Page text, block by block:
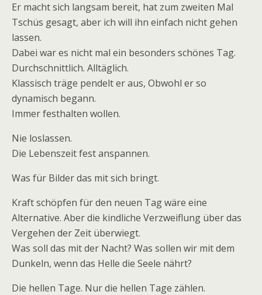
Er macht sich langsam bereit, hat zum zweiten Mal
Tschüs gesagt, aber ich will ihn einfach nicht gehen
lassen.
Dabei war es nicht mal ein besonders schönes Tag.
Durchschnittlich. Alltäglich.
Klassisch träge pendelt er aus, Obwohl er so
dynamisch begann.
Immer festhalten wollen.
Nie loslassen.
Die Lebenszeit fest anspannen.
Was für Bilder das mit sich bringt.
Kraft schöpfen für den neuen Tag wäre eine
Alternative. Aber die kindliche Verzweiflung über das
Vergehen der Zeit überwiegt.
Was soll das mit der Nacht? Was sollen wir mit dem
Dunkeln, wenn das Helle die Seele nährt?
Die hellen Tage. Nur die hellen Tage zählen.